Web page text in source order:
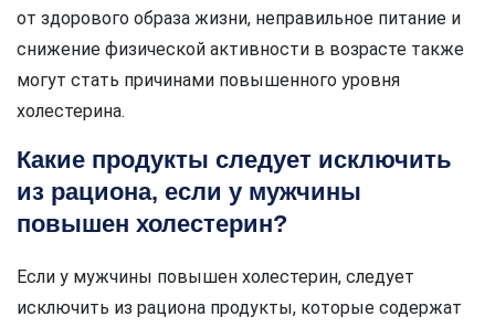
от здорового образа жизни, неправильное питание и
снижение физической активности в возрасте также
могут стать причинами повышенного уровня
холестерина.
Какие продукты следует исключить
из рациона, если у мужчины
повышен холестерин?
Если у мужчины повышен холестерин, следует
исключить из рациона продукты, которые содержат